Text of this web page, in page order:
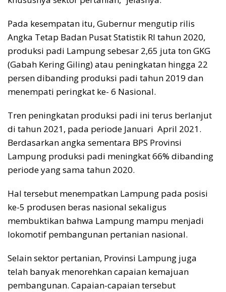
Pada kesempatan itu, Gubernur mengutip rilis
Angka Tetap Badan Pusat Statistik RI tahun 2020,
produksi padi Lampung sebesar 2,65 juta ton GKG
(Gabah Kering Giling) atau peningkatan hingga 22
persen dibanding produksi padi tahun 2019 dan
menempati peringkat ke- 6 Nasional.
Tren peningkatan produksi padi ini terus berlanjut
di tahun 2021, pada periode Januari April 2021.
Berdasarkan angka sementara BPS Provinsi
Lampung produksi padi meningkat 66% dibanding
periode yang sama tahun 2020.
Hal tersebut menempatkan Lampung pada posisi
ke-5 produsen beras nasional sekaligus
membuktikan bahwa Lampung mampu menjadi
lokomotif pembangunan pertanian nasional.
Selain sektor pertanian, Provinsi Lampung juga
telah banyak menorehkan capaian kemajuan
pembangunan. Capaian-capaian tersebut